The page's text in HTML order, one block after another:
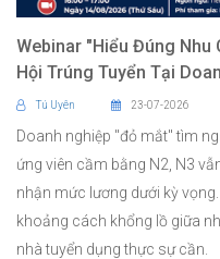
Webinar "Hiểu Đúng Nhu
Hội Trúng Tuyển Tại
Tú Uyên 23-07-2026
Doanh nghiệp "đỏ mắt" tìm
ứng viên cầm bằng N2, N3
nhận mức lương dưới kỳ
khoảng cách khổng lồ giữa
nhà tuyển dụng thực sự cần.